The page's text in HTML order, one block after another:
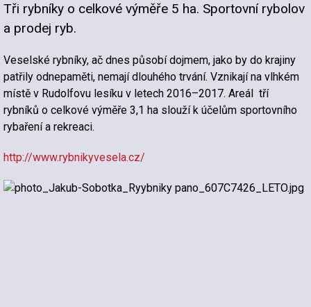
Tři rybníky o celkové výměře 5 ha. Sportovní rybolov
a prodej ryb.
Veselské rybníky, ač dnes působí dojmem, jako by do krajiny
patřily odnepaměti, nemají dlouhého trvání. Vznikají na vlhkém
místě v Rudolfovu lesíku v letech 2016–2017. Areál tří
rybníků o celkové výměře 3,1 ha slouží k účelům sportovního
rybaření a rekreaci.
http://www.rybnikyvesela.cz/